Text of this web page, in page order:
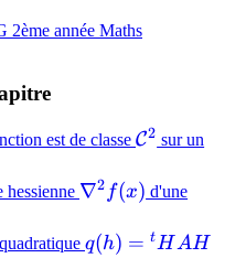
2ème année Maths
est de classe C2 sur un
hessienne \nabla^2
∇2 f(x) d'une
q(h)
q(h) = tHAH